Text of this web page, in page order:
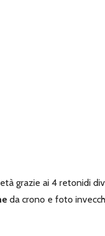
grazie ai 4 retonidi
da crono e foto